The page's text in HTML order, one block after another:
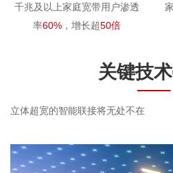
千兆及以上家庭宽带用户渗透
率60% ，增长超50倍
关键技
立体超宽的智能联接将无处不在